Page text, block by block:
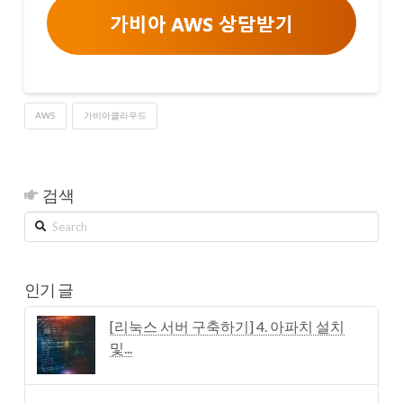
AWS 가비아클라우드
검색
Search
인기 글
[리눅스 서버 구축하기] 4. 아파치 설치
및...